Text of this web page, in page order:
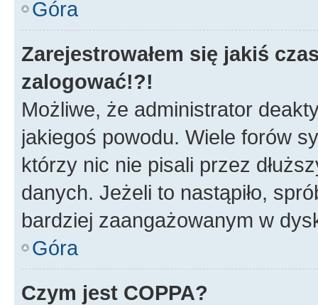
Góra
Zarejestrowałem się jakiś
zalogować!?!
Możliwe, że administrator
jakiegoś powodu. Wiele forów
którzy nic nie pisali przez
danych. Jeżeli to nastąpiło,
bardziej zaangażowanym w
Góra
Czym jest COPPA?